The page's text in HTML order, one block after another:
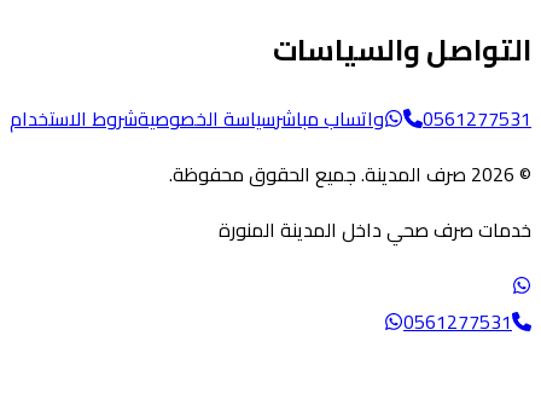
والسياسات
واتساب مباشرسياسة الخصوصيةشروط الاستخدام
صرف صحي داخل المدينة المنورة